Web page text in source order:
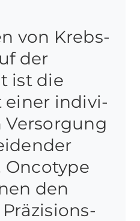
von Krebs­
der
ist die
einer indivi­
Oncotype
den